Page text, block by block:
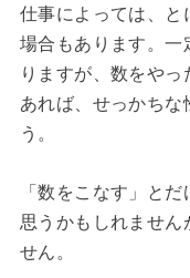
仕事によっては、と
場合もあります。一
りますが、数をや
あれば、せっかちな
う。
「数をこなす」と
思うかもしれません
せん。